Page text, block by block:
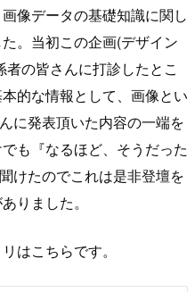
像データの基礎知識に関し
。当初この企画(デザイン
の皆さんに打診したとこ
的な情報として、画像とい
に発表頂いた内容の一端を
も『なるほど、そうだった
けたのでこれは是非登壇を
りました。
はこちらです。